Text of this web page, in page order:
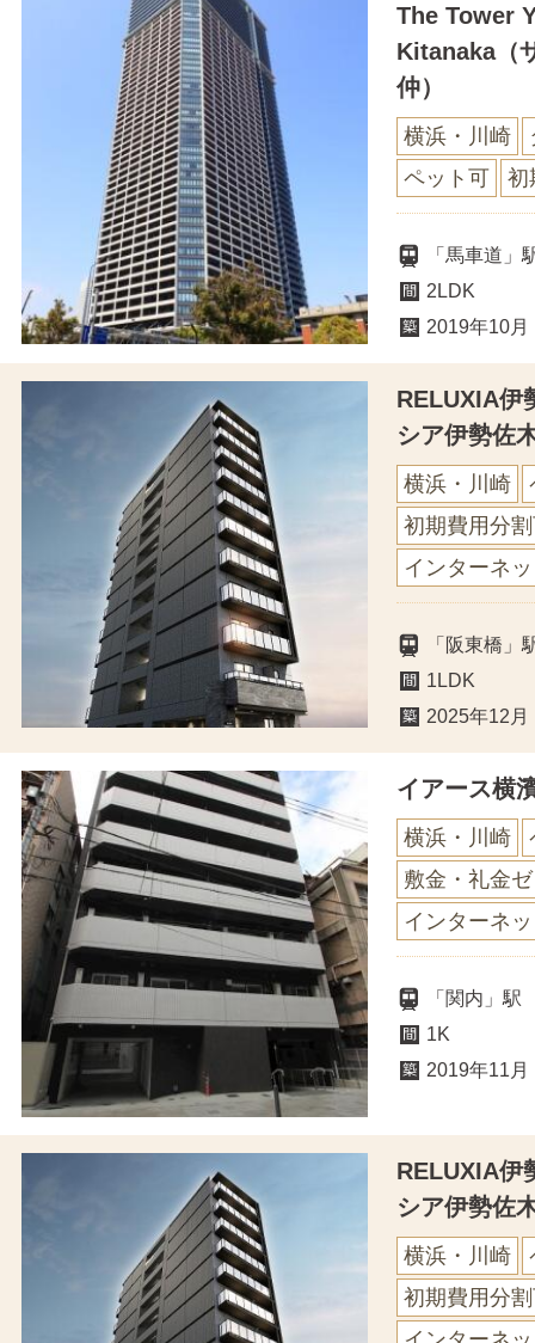
The Tower
Kitanaka（
仲）
横浜・川崎
ペット可
初
「馬車道
2LDK
2019年10月
RELUXIA伊
シア伊勢佐
横浜・川崎
初期費用分
インターネ
「阪東橋
1LDK
2025年12月
イアース横
横浜・川崎
敷金・礼金
インターネ
「関内」
1K
2019年11月
RELUXIA伊
シア伊勢佐
横浜・川崎
初期費用分